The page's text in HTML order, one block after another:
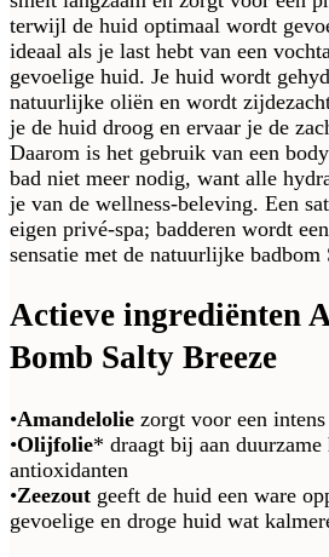
terwijl de huid optimaal wordt
ideaal als je last hebt van een
gevoelige huid. Je huid wordt
natuurlijke oliën en wordt
je de huid droog en ervaar je de
Daarom is het gebruik van een
bad niet meer nodig, want alle
je van de wellness-beleving. Een
eigen privé-spa; badderen wordt
sensatie met de natuurlijke badbom
Actieve ingrediënten
Bomb Salty Breeze
•Amandelolie zorgt voor een
•Olijfolie* draagt bij aan
antioxidanten
•Zeezout geeft de huid een ware
gevoelige en droge huid wat